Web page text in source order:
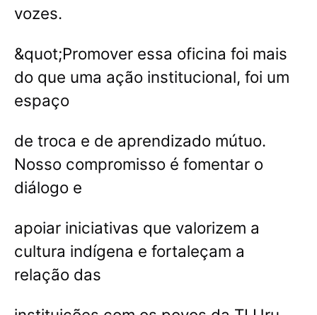
vozes.
&quot;Promover essa oficina foi mais
do que uma ação institucional, foi um
espaço
de troca e de aprendizado mútuo.
Nosso compromisso é fomentar o
diálogo e
apoiar iniciativas que valorizem a
cultura indígena e fortaleçam a
relação das